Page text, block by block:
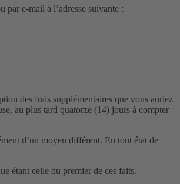
e-mail à l’adresse suivante :
des frais supplémentaires que vous auriez
au plus tard quatorze (14) jours à compter
d’un moyen différent. En tout état de
étant celle du premier de ces faits.